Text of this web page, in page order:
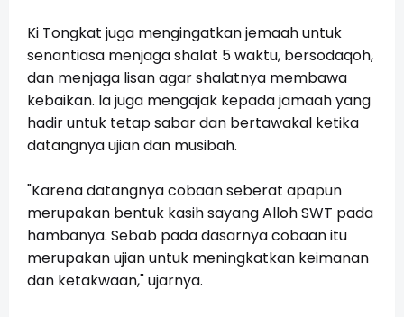
Ki Tongkat juga mengingatkan jemaah untuk
senantiasa menjaga shalat 5 waktu, bersodaqoh,
dan menjaga lisan agar shalatnya membawa
kebaikan. Ia juga mengajak kepada jamaah yang
hadir untuk tetap sabar dan bertawakal ketika
datangnya ujian dan musibah.
"Karena datangnya cobaan seberat apapun
merupakan bentuk kasih sayang Alloh SWT pada
hambanya. Sebab pada dasarnya cobaan itu
merupakan ujian untuk meningkatkan keimanan
dan ketakwaan," ujarnya.